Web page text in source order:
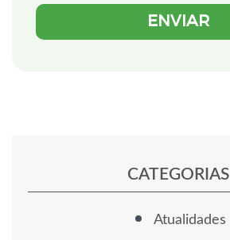
CATEGORIAS
Atualidades